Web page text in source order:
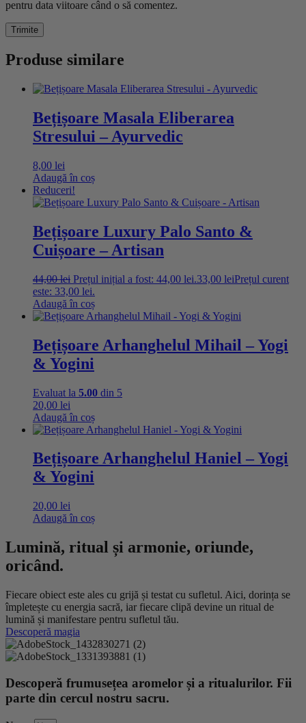
pentru data viitoare când o să comentez.
Produse similare
Bețișoare Masala Eliberarea
Stresului – Ayurvedic
8,00 lei
Adaugă în coș
Reduceri!
Bețișoare Luxury Palo Santo &
Cuișoare – Artisan
44,00lei Prețul inițial a fost: 44,00 lei.33,00 leiPrețul curent
este: 33,00 lei.
Adaugă în coș
Bețișoare Arhanghelul Mihail – Yogi
& Yogini
Evaluat la 5.00 din 5
20,00 lei
Adaugă în coș
Bețișoare Arhanghelul Haniel – Yogi
& Yogini
20,00 lei
Adaugă în coș
Lumină, ritual și armonie, oriunde,
oricând.
Fiecare obiect este ales cu grijă și testat cu sufletul. Aici, dorința se
împletește cu energia sacră, iar fiecare clipă devine un ritual de
lumină și manifestare pentru sufletul tău.
Descoperă magia
Descoperă frumusețea aromelor și a ritualurilor. Fii
parte din cercul nostru sacru.